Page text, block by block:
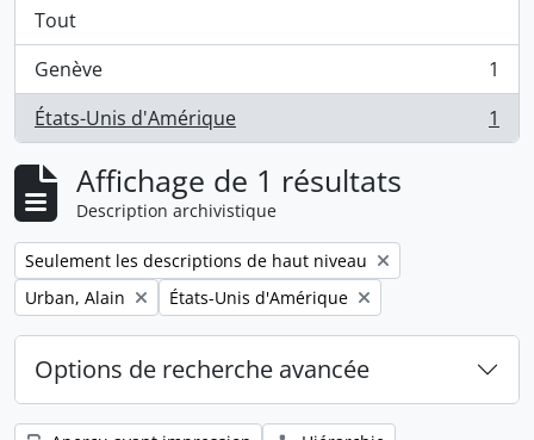
Tout
Genève
, 1 résultats
1
États-Unis d'Amérique
, 1 résultats 1
Affichage de 1 résultats
Description archivistique
Remove filter:
Seulement les descriptions de haut niveau
Remove filter:
Urban, Alain Remove filter:
États-Unis d'Amérique
Options de recherche avancée